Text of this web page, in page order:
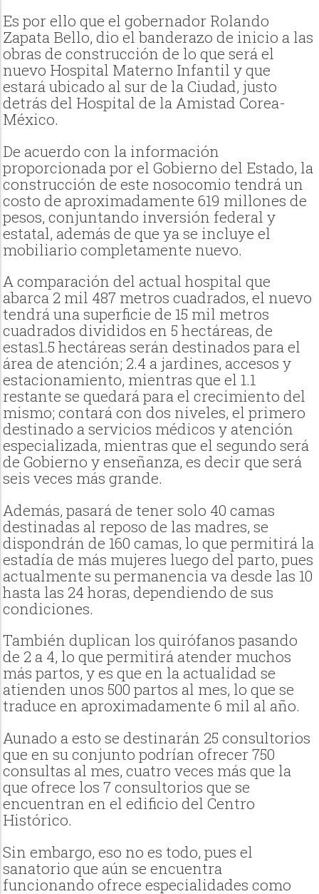
Es por ello que el gobernador Rolando
Zapata Bello, dio el banderazo de inicio a las
obras de construcción de lo que será el
nuevo Hospital Materno Infantil y que
estará ubicado al sur de la Ciudad, justo
detrás del Hospital de la Amistad Corea-
México.
De acuerdo con la información
proporcionada por el Gobierno del Estado, la
construcción de este nosocomio tendrá un
costo de aproximadamente 619 millones de
pesos, conjuntando inversión federal y
estatal, además de que ya se incluye el
mobiliario completamente nuevo.
A comparación del actual hospital que
abarca 2 mil 487 metros cuadrados, el nuevo
tendrá una superficie de 15 mil metros
cuadrados divididos en 5 hectáreas, de
estas1.5 hectáreas serán destinados para el
área de atención; 2.4 a jardines, accesos y
estacionamiento, mientras que el 1.1
restante se quedará para el crecimiento del
mismo; contará con dos niveles, el primero
destinado a servicios médicos y atención
especializada, mientras que el segundo será
de Gobierno y enseñanza, es decir que será
seis veces más grande.
Además, pasará de tener solo 40 camas
destinadas al reposo de las madres, se
dispondrán de 160 camas, lo que permitirá la
estadía de más mujeres luego del parto, pues
actualmente su permanencia va desde las 10
hasta las 24 horas, dependiendo de sus
condiciones.
También duplican los quirófanos pasando
de 2 a 4, lo que permitirá atender muchos
más partos, y es que en la actualidad se
atienden unos 500 partos al mes, lo que se
traduce en aproximadamente 6 mil al año.
Aunado a esto se destinarán 25 consultorios
que en su conjunto podrían ofrecer 750
consultas al mes, cuatro veces más que la
que ofrece los 7 consultorios que se
encuentran en el edificio del Centro
Histórico.
Sin embargo, eso no es todo, pues el
sanatorio que aún se encuentra
funcionando ofrece especialidades como